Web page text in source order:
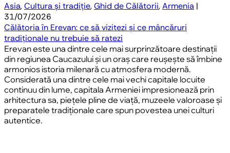
Asia,Cultura și tradiție,Ghid de Călătorii,Armenia |
31/07/2026
Călătoria în Erevan: ce să vizitezi și ce mâncăruri
tradiționale nu trebuie să ratezi
Erevan este una dintre cele mai surprinzătoare destinații
din regiunea Caucazului și un oraș care reușește să îmbine
armonios istoria milenară cu atmosfera modernă.
Considerată una dintre cele mai vechi capitale locuite
continuu din lume, capitala Armeniei impresionează prin
arhitectura sa, piețele pline de viață, muzeele valoroase și
preparatele tradiționale care spun povestea unei culturi
autentice.